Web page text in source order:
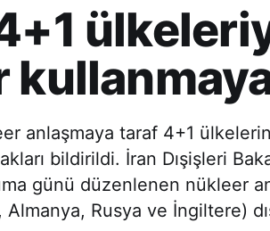
anlaşmaya taraf 4+1
bildirildi. İran Dışişleri
günü düzenlenen nükleer
Almanya, Rusya ve İngiltere)